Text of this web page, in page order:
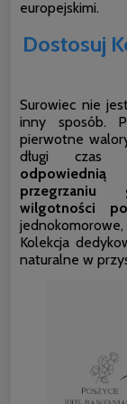
europejskimi.
Dostosuj
Surowiec nie
inny sposób.
pierwotne
długi czas
przegrzaniu
wilgotności
Kolekcja
naturalne w